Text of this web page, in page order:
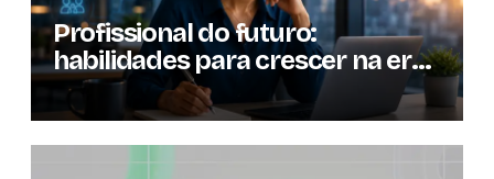
Profissional do futuro:
habilidades para crescer na era
da inteligência artificial